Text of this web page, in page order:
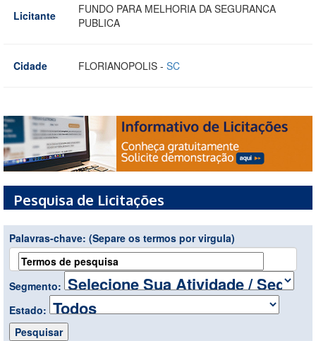
Licitante
FUNDO PARA MELHORIA DA SEGURANCA
PUBLICA
Cidade FLORIANOPOLIS - SC
Pesquisa de Licitações
Palavras-chave: (Separe os termos por virgula)
Segmento:
Estado: